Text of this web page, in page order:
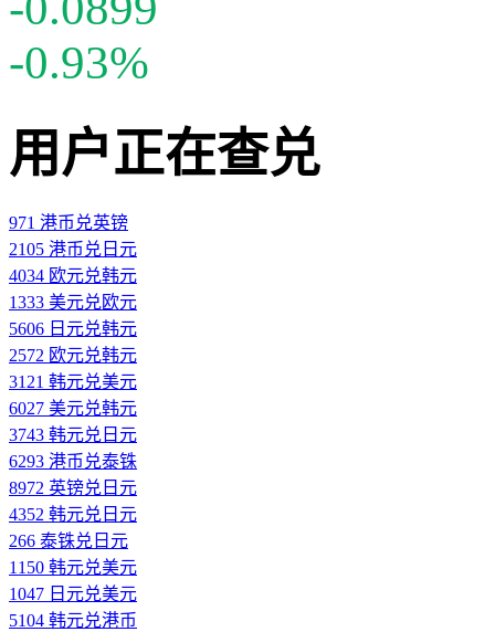
-0.93%
用户正在查兑
971 港币兑英镑
2105 港币兑日元
4034 欧元兑韩元
1333 美元兑欧元
5606 日元兑韩元
2572 欧元兑韩元
3121 韩元兑美元
6027 美元兑韩元
3743 韩元兑日元
6293 港币兑泰铢
8972 英镑兑日元
4352 韩元兑日元
266 泰铢兑日元
1150 韩元兑美元
1047 日元兑美元
5104 韩元兑港币